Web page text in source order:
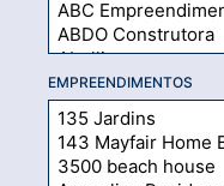
EMPREENDIMENTOS